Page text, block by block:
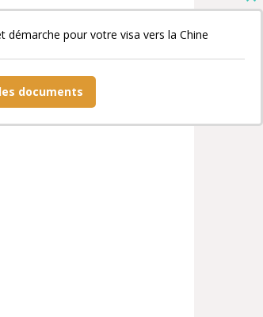
démarche pour votre visa vers la Chine
documents